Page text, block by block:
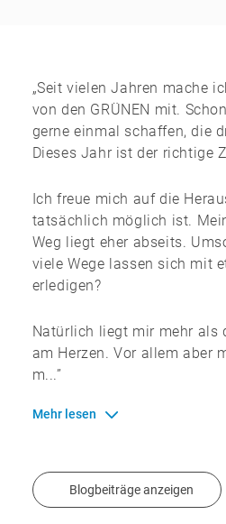
„Seit vielen Jahren mache
von den GRÜNEN mit.
gerne einmal schaffen, die
Dieses Jahr ist der richtige
Ich freue mich auf die
tatsächlich möglich ist.
Weg liegt eher abseits.
viele Wege lassen sich mit
erledigen?
Natürlich liegt mir mehr als
am Herzen. Vor allem aber
m...”
Mehr lesen
Blogbeiträge anzeigen